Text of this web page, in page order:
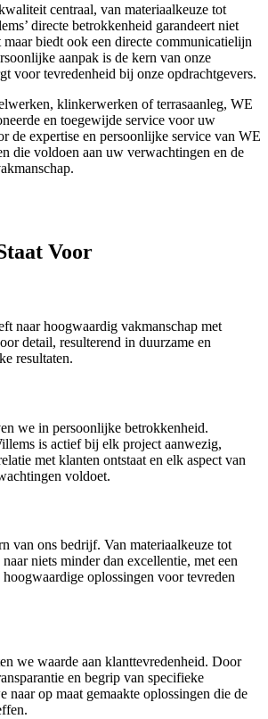
centraal, van materiaalkeuze tot
directe betrokkenheid garandeert niet
biedt ook een directe communicatielijn
aanpak is de kern van onze
voor tevredenheid bij onze opdrachtgevers.
klinkerwerken of terrasaanleg, WE
en toegewijde service voor uw
de expertise en persoonlijke service van WE
die voldoen aan uw verwachtingen en de
Voor
naar hoogwaardig vakmanschap met
detail, resulterend in duurzame en
resultaten.
we in persoonlijke betrokkenheid.
is actief bij elk project aanwezig,
met klanten ontstaat en elk aspect van
voldoet.
van ons bedrijf. Van materiaalkeuze tot
niets minder dan excellentie, met een
oplossingen voor tevreden
we waarde aan klanttevredenheid. Door
en begrip van specifieke
naar op maat gemaakte oplossingen die de